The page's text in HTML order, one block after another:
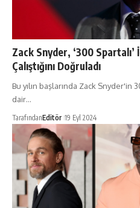
Zack Snyder, ‘300
Çalıştığını Doğruladı
Bu yılın başlarında Zack Snyder'in
dair…
TarafındanEditör 19 Eyl 2024